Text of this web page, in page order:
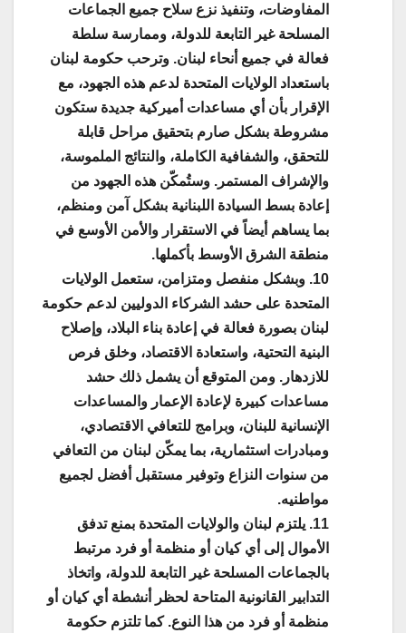
المفاوضات، وتنفيذ نزع سلاح جميع الجماعات
المسلحة غير التابعة للدولة، وممارسة سلطة
فعالة في جميع أنحاء لبنان. وترحب حكومة لبنان
باستعداد الولايات المتحدة لدعم هذه الجهود، مع
الإقرار بأن أي مساعدات أميركية جديدة ستكون
مشروطة بشكل صارم بتحقيق مراحل قابلة
للتحقق، والشفافية الكاملة، والنتائج الملموسة،
والإشراف المستمر. وستُمكّن هذه الجهود من
إعادة بسط السيادة اللبنانية بشكل آمن ومنظم،
بما يساهم أيضاً في الاستقرار والأمن الأوسع في
منطقة الشرق الأوسط بأكملها.
10. وبشكل منفصل ومتزامن، ستعمل الولايات
المتحدة على حشد الشركاء الدوليين لدعم حكومة
لبنان بصورة فعالة في إعادة بناء البلاد، وإصلاح
البنية التحتية، واستعادة الاقتصاد، وخلق فرص
للازدهار. ومن المتوقع أن يشمل ذلك حشد
مساعدات كبيرة لإعادة الإعمار والمساعدات
الإنسانية للبنان، وبرامج للتعافي الاقتصادي،
ومبادرات استثمارية، بما يمكّن لبنان من التعافي
من سنوات النزاع وتوفير مستقبل أفضل لجميع
مواطنيه.
11. يلتزم لبنان والولايات المتحدة بمنع تدفق
الأموال إلى أي كيان أو منظمة أو فرد مرتبط
بالجماعات المسلحة غير التابعة للدولة، واتخاذ
التدابير القانونية المتاحة لحظر أنشطة أي كيان أو
منظمة أو فرد من هذا النوع. كما تلتزم حكومة